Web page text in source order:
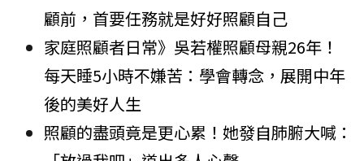
顧前，首要任務就是好好照顧自己
家庭照顧者日常》吳若權照顧母親26年！
每天睡5小時不嫌苦：學會轉念，展開中年
後的美好人生
照顧的盡頭竟是更心累！她發自肺腑大喊：